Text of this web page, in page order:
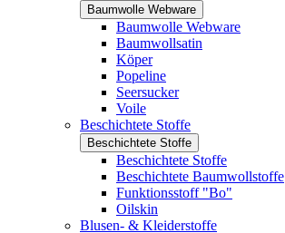
Baumwolle Webware
Baumwolle Webware
Baumwollsatin
Köper
Popeline
Seersucker
Voile
Beschichtete Stoffe
Beschichtete Stoffe
Beschichtete Stoffe
Beschichtete Baumwollstoffe
Funktionsstoff "Bo"
Oilskin
Blusen- & Kleiderstoffe